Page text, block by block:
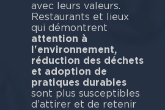
avec leurs valeurs.
Restaurants et lieux
qui démontrent
attention à
l'environnement,
réduction des déchets
et adoption de
pratiques durables
sont plus susceptibles
d’attirer et de retenir